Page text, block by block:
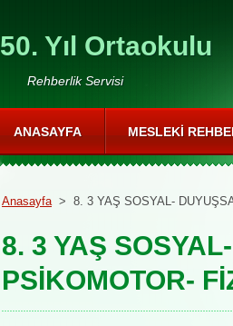
50. Yıl Ortaokulu
Rehberlik Servisi
Anasayfa > 8. 3 YAŞ SOSYAL-
8. 3 YAŞ
PSİKOMOTOR-
ANASAYFA MESLEKI